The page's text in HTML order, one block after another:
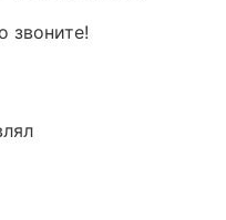
звоните!